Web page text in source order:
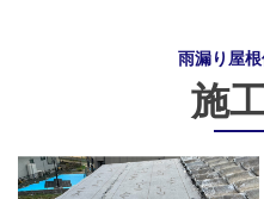
雨漏り屋
施